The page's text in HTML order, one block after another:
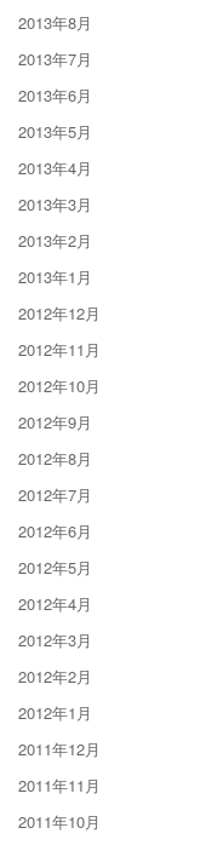
2013年8月
2013年7月
2013年6月
2013年5月
2013年4月
2013年3月
2013年2月
2013年1月
2012年12月
2012年11月
2012年10月
2012年9月
2012年8月
2012年7月
2012年6月
2012年5月
2012年4月
2012年3月
2012年2月
2012年1月
2011年12月
2011年11月
2011年10月